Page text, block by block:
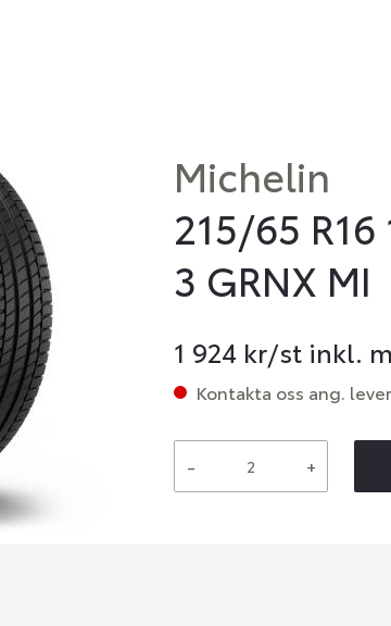
Michelin
215/65 R16
3 GRNX MI
1 924 kr/st inkl.
Kontakta oss ang.
- +